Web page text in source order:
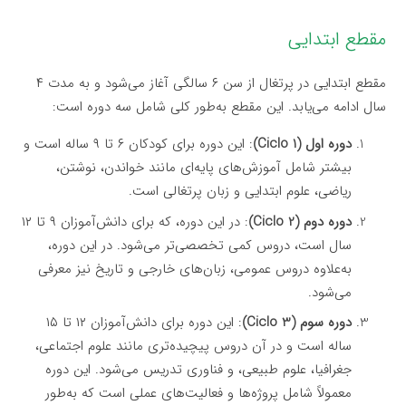
مقطع ابتدایی
مقطع ابتدایی در پرتغال از سن ۶ سالگی آغاز می‌شود و به مدت ۴
سال ادامه می‌یابد. این مقطع به‌طور کلی شامل سه دوره است:
دوره اول (Ciclo 1)
: این دوره برای کودکان ۶ تا ۹ ساله است و
بیشتر شامل آموزش‌های پایه‌ای مانند خواندن، نوشتن،
ریاضی، علوم ابتدایی و زبان پرتغالی است.
دوره دوم (Ciclo 2)
: در این دوره، که برای دانش‌آموزان ۹ تا ۱۲
سال است، دروس کمی تخصصی‌تر می‌شود. در این دوره،
به‌علاوه دروس عمومی، زبان‌های خارجی و تاریخ نیز معرفی
می‌شود.
دوره سوم (Ciclo 3)
: این دوره برای دانش‌آموزان ۱۲ تا ۱۵
ساله است و در آن دروس پیچیده‌تری مانند علوم اجتماعی،
جغرافیا، علوم طبیعی، و فناوری تدریس می‌شود. این دوره
معمولاً شامل پروژه‌ها و فعالیت‌های عملی است که به‌طور